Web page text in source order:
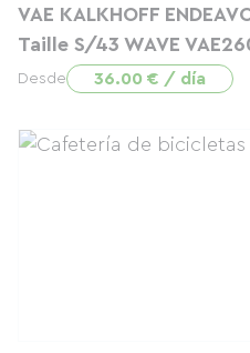
VAE KALKHOFF
Taille S/43 WAVE
Desde 36.00 € / día